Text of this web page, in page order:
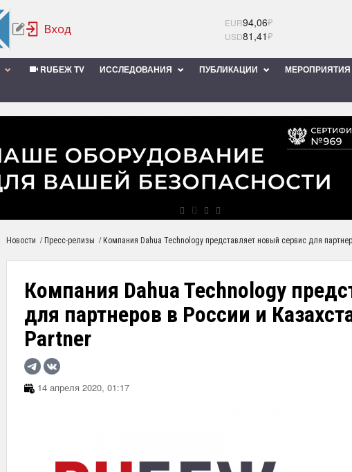
EUR94,06₽
USD81,41₽
RUБЕЖ TV ИССЛЕДОВАНИЯ ПУБЛИКАЦИИ МЕРОПРИЯТИЯ
Новости / Пресс-релизы / Компания Dahua Technology представляет новый сервис для
Компания Dahua Technology
для партнеров в России и
Partner
14 апреля 2020, 01:17